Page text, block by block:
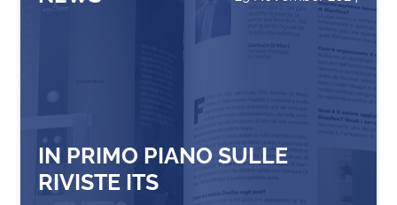
IN PRIMO PIANO SULLE
RIVISTE ITS